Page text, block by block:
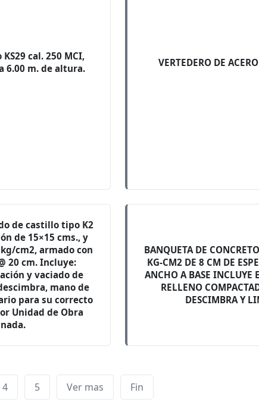
cal. 250 MCI,
6.00 m. de altura.
VERTEDERO DE
de castillo tipo K2
de 15×15 cms., y
cm2, armado con
20 cm. Incluye:
y vaciado de
mano de
para su correcto
Unidad de Obra
BANQUETA DE
KG-CM2 DE 8 CM DE
ANCHO A BASE INCLUYE
RELLENO
DESCIMBRA Y
4 5 Ver mas Fin